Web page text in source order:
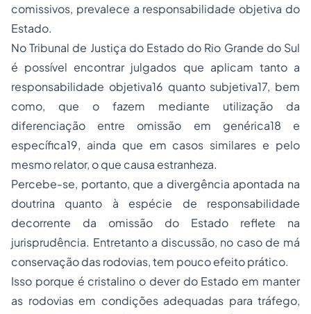
comissivos, prevalece a responsabilidade objetiva do
Estado.
No Tribunal de Justiça do Estado do Rio Grande do Sul
é possível encontrar julgados que aplicam tanto a
responsabilidade objetiva16 quanto subjetiva17, bem
como, que o fazem mediante utilização da
diferenciação entre omissão em genérica18 e
específica19, ainda que em casos similares e pelo
mesmo relator, o que causa estranheza.
Percebe-se, portanto, que a divergência apontada na
doutrina quanto à espécie de responsabilidade
decorrente da omissão do Estado reflete na
jurisprudência. Entretanto a discussão, no caso de má
conservação das rodovias, tem pouco efeito prático.
Isso porque é cristalino o dever do Estado em manter
as rodovias em condições adequadas para tráfego,